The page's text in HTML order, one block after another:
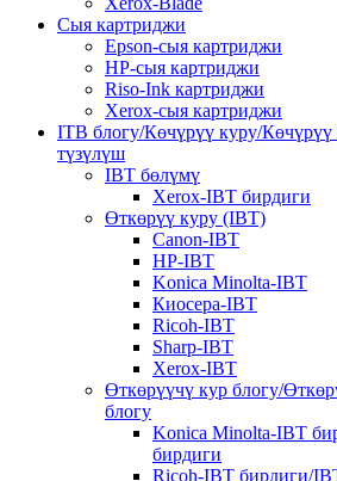
Сыя картриджи
Epson-сыя картриджи
HP-сыя картриджи
Riso-Ink картриджи
Xerox-сыя картриджи
ITB блогу/Көчүрүү куру/Көчүрүү
түзүлүш
IBT бөлүмү
Xerox-IBT бирдиги
Өткөрүү куру (IBT)
Canon-IBT
HP-IBT
Konica Minolta-IBT
Киосера-IBT
Ricoh-IBT
Sharp-IBT
Xerox-IBT
Өткөрүүчү кур блогу/
блогу
Konica Minolta-IBT
бирдиги
Ricoh-IBT бирдиги/